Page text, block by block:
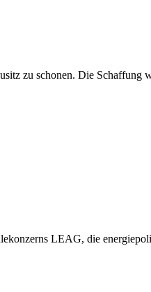
zu schonen. Die Schaffung
LEAG, die